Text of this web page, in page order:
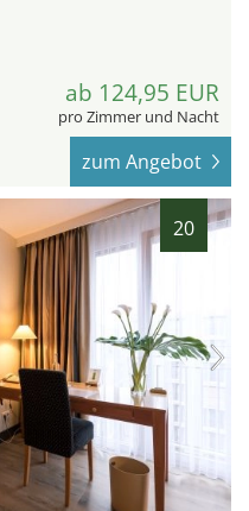
ab 124,95 EUR
pro Zimmer und Nacht
zum Angebot
20